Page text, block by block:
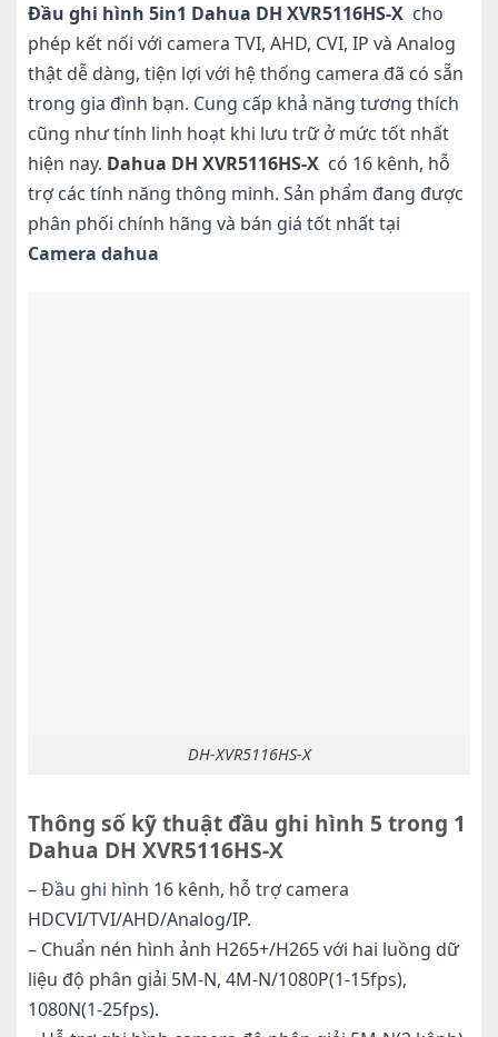
Đầu ghi hình 5in1 Dahua DH XVR5116HS-X cho
phép kết nối với camera TVI, AHD, CVI, IP và Analog
thật dễ dàng, tiện lợi với hệ thống camera đã có sẵn
trong gia đình bạn. Cung cấp khả năng tương thích
cũng như tính linh hoạt khi lưu trữ ở mức tốt nhất
hiện nay. Dahua DH XVR5116HS-X có 16 kênh, hỗ
trợ các tính năng thông minh. Sản phẩm đang được
phân phối chính hãng và bán giá tốt nhất tại
Camera dahua
DH-XVR5116HS-X
Thông số kỹ thuật đầu ghi hình 5 trong 1
Dahua DH XVR5116HS-X
–Đầu ghi hình 16 kênh, hỗ trợ camera
HDCVI/TVI/AHD/Analog/IP.
– Chuẩn nén hình ảnh H265+/H265 với hai luồng dữ
liệu độ phân giải 5M-N, 4M-N/1080P(1-15fps),
1080N(1-25fps).